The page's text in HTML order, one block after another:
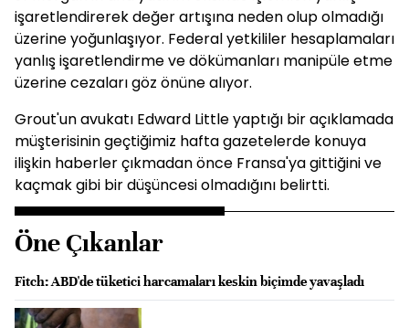
işaretlendirerek değer artışına neden olup olmadığı
üzerine yoğunlaşıyor. Federal yetkililer hesaplamaları
yanlış işaretlendirme ve dökümanları manipüle etme
üzerine cezaları göz önüne alıyor.
Grout'un avukatı Edward Little yaptığı bir açıklamada
müşterisinin geçtiğimiz hafta gazetelerde konuya
ilişkin haberler çıkmadan önce Fransa'ya gittiğini ve
kaçmak gibi bir düşüncesi olmadığını belirtti.
Öne Çıkanlar
Fitch: ABD'de tüketici harcamaları keskin biçimde yavaşladı